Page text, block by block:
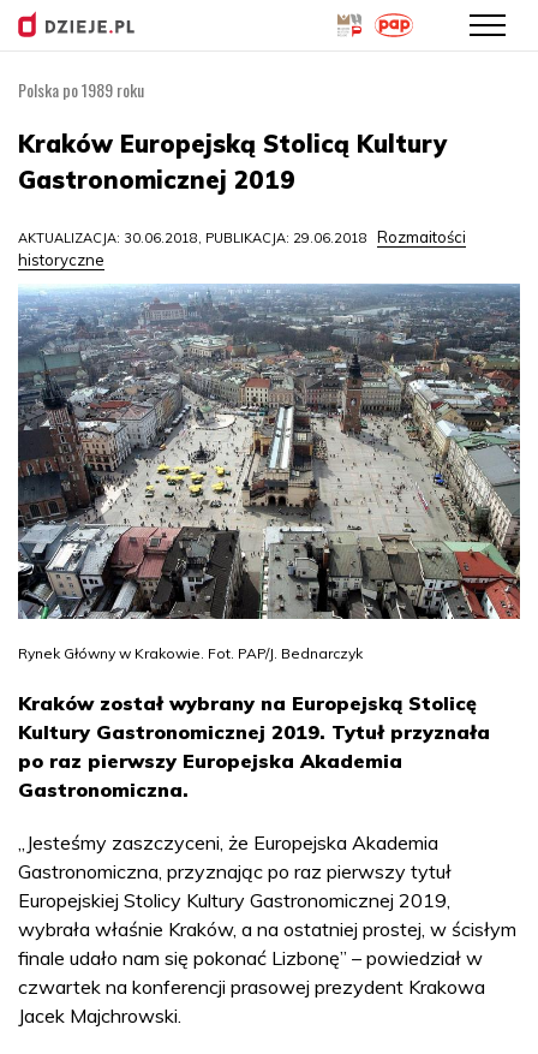
treści
Polska po 1989 roku
Kraków Europejską Stolicą Kultury
Gastronomicznej 2019
AKTUALIZACJA: 30.06.2018, PUBLIKACJA: 29.06.2018
Rozmaitości
historyczne
Rynek Główny w Krakowie. Fot. PAP/J. Bednarczyk
Kraków został wybrany na Europejską Stolicę
Kultury Gastronomicznej 2019. Tytuł przyznała
po raz pierwszy Europejska Akademia
Gastronomiczna.
„Jesteśmy zaszczyceni, że Europejska Akademia
Gastronomiczna, przyznając po raz pierwszy tytuł
Europejskiej Stolicy Kultury Gastronomicznej 2019,
wybrała właśnie Kraków, a na ostatniej prostej, w ścisłym
finale udało nam się pokonać Lizbonę” – powiedział w
czwartek na konferencji prasowej prezydent Krakowa
Jacek Majchrowski.